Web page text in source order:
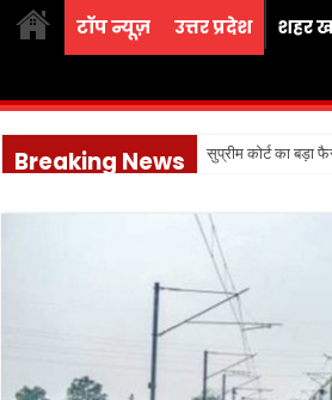
टॉप न्यूज़ उत्तर प्रदेश शहर
Breaking News सुप्रीम कोर्ट का